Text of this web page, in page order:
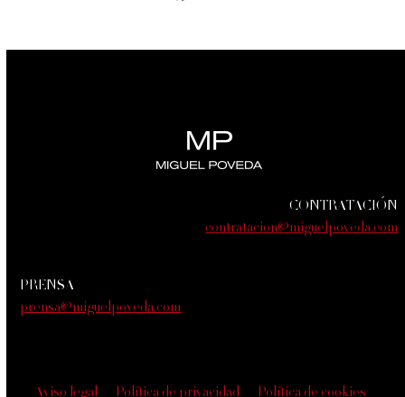
CONTRATACIÓN
contratacion@miguelpoveda.com
PRENSA
prensa@miguelpoveda.com
Aviso legal Política de privacidad Política de cookies